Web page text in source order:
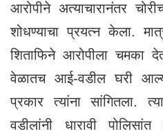
आरोपीने अत्याचारानंतर
शोधण्याचा प्रयत्न केला.
शिताफिने आरोपीला चमका
वेळातच आई-वडील घरी
प्रकार त्यांना सांगितला.
वडीलांनी धारावी